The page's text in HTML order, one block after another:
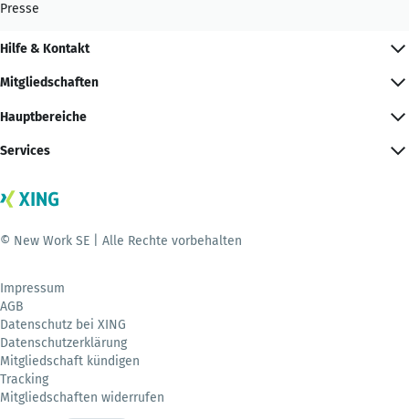
Presse
Hilfe & Kontakt
Mitgliedschaften
Hauptbereiche
Services
© New Work SE | Alle Rechte vorbehalten
Impressum
AGB
Datenschutz bei XING
Datenschutzerklärung
Mitgliedschaft kündigen
Tracking
Mitgliedschaften widerrufen